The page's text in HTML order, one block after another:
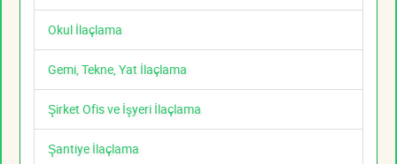
Okul İlaçlama
Gemi, Tekne, Yat İlaçlama
Şirket Ofis ve İşyeri İlaçlama
Şantiye İlaçlama